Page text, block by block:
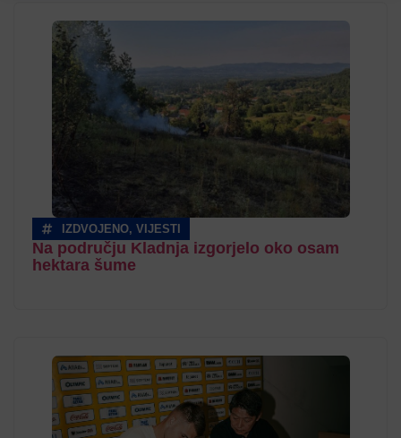
IZDVOJENO, VIJESTI
Na području Kladnja izgorjelo oko osam
hektara šume